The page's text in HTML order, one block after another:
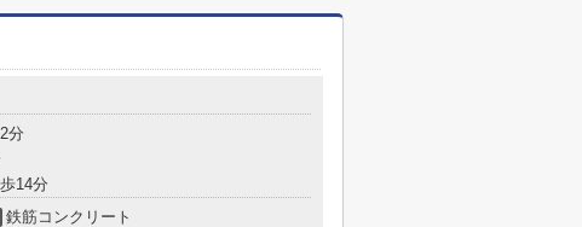
分
14分
鉄筋コンクリート